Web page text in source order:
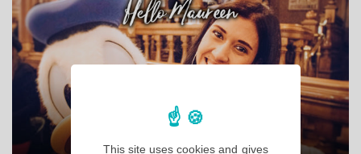
This site uses cookies and gives